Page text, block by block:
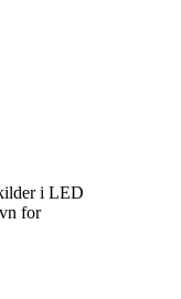
i LED
for